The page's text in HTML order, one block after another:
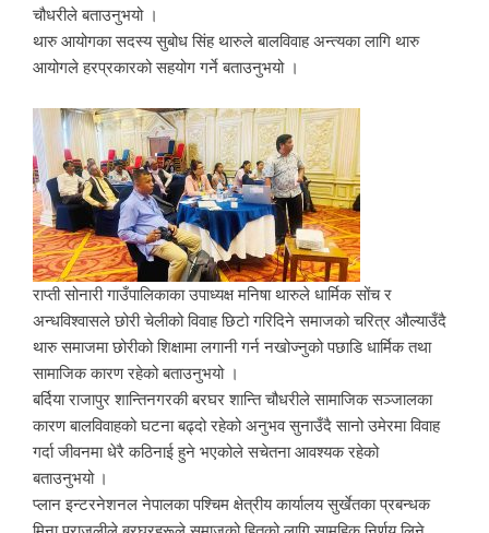
चौधरीले बताउनुभयो ।
थारु आयोगका सदस्य सुबोध सिंह थारुले बालविवाह अन्त्यका लागि थारु
आयोगले हरप्रकारको सहयोग गर्ने बताउनुभयो ।
राप्ती सोनारी गाउँपालिकाका उपाध्यक्ष मनिषा थारुले धार्मिक सोंच र
अन्धविश्वासले छोरी चेलीको विवाह छिटो गरिदिने समाजको चरित्र औल्याउँदै
थारु समाजमा छोरीको शिक्षामा लगानी गर्न नखोज्नुको पछाडि धार्मिक तथा
सामाजिक कारण रहेको बताउनुभयो ।
बर्दिया राजापुर शान्तिनगरकी बरघर शान्ति चौधरीले सामाजिक सञ्जालका
कारण बालविवाहको घटना बढ्दो रहेको अनुभव सुनाउँदै सानो उमेरमा विवाह
गर्दा जीवनमा धेरै कठिनाई हुने भएकोले सचेतना आवश्यक रहेको
बताउनुभयो ।
प्लान इन्टरनेशनल नेपालका पश्चिम क्षेत्रीय कार्यालय सुर्खेतका प्रबन्धक